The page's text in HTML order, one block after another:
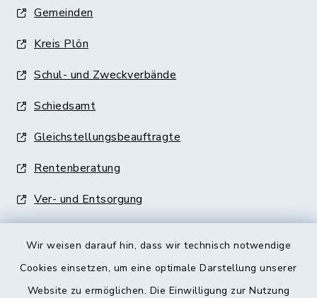
Wir weisen darauf hin, dass wir technisch notwendige
Cookies einsetzen, um eine optimale Darstellung unserer
Website zu ermöglichen. Die Einwilligung zur Nutzung
Gemeinden
Kreis Plön
Schul- und Zweckverbände
Schiedsamt
Gleichstellungsbeauftragte
Rentenberatung
Ver- und Entsorgung